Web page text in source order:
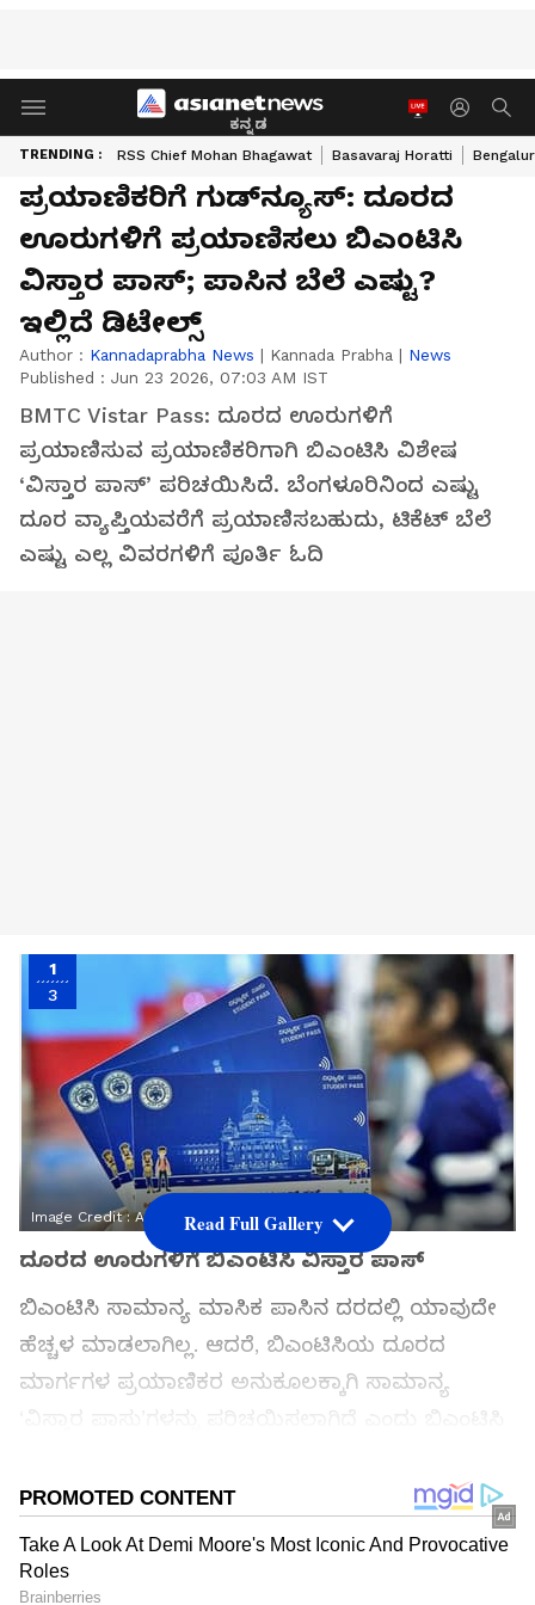
ಕನ್ನಡ
TRENDING : RSS Chief Mohan Bhagawat Basavaraj Horatti
ಪ್ರಯಾಣಿಕರಿಗೆ ಗುಡ್‌ನ್ಯೂಸ್: ದೂರದ
ಊರುಗಳಿಗೆ ಪ್ರಯಾಣಿಸಲು ಬಿಎಂಟಿಸಿ
ವಿಸ್ತಾರ ಪಾಸ್; ಪಾಸಿನ ಬೆಲೆ ಎಷ್ಟು?
ಇಲ್ಲಿದೆ ಡಿಟೇಲ್ಸ್
Author : Kannadaprabha News | Kannada Prabha | News
Published : Jun 23 2026, 07:03 AM IST
BMTC Vistar Pass: ದೂರದ ಊರುಗಳಿಗೆ
ಪ್ರಯಾಣಿಸುವ ಪ್ರಯಾಣಿಕರಿಗಾಗಿ ಬಿಎಂಟಿಸಿ ವಿಶೇಷ
‘ವಿಸ್ತಾರ ಪಾಸ್’ ಪರಿಚಯಿಸಿದೆ. ಬೆಂಗಳೂರಿನಿಂದ ಎಷ್ಟು
ದೂರ ವ್ಯಾಪ್ತಿಯವರೆಗೆ ಪ್ರಯಾಣಿಸಬಹುದು, ಟಿಕೆಟ್ ಬೆಲೆ
ಎಷ್ಟು ಎಲ್ಲ ವಿವರಗಳಿಗೆ ಪೂರ್ತಿ ಓದಿ
1
3
Image Credit :Asianet News
ದೂರದ ಊರುಗಳಿಗೆ ಬಿಎಂಟಿಸಿ ವಿಸ್ತಾರ ಪಾಸ್
ಬಿಎಂಟಿಸಿ ಸಾಮಾನ್ಯ ಮಾಸಿಕ ಪಾಸಿನ ದರದಲ್ಲಿ ಯಾವುದೇ
ಹೆಚ್ಚಳ ಮಾಡಲಾಗಿಲ್ಲ. ಆದರೆ, ಬಿಎಂಟಿಸಿಯ ದೂರದ
ಮಾರ್ಗಗಳ ಪ್ರಯಾಣಿಕರ ಅನುಕೂಲಕ್ಕಾಗಿ ಸಾಮಾನ್ಯ
ಆಯ್ಕೆ ಮಾಡಿಕೊಳ್ಳಿ
Read Full Gallery